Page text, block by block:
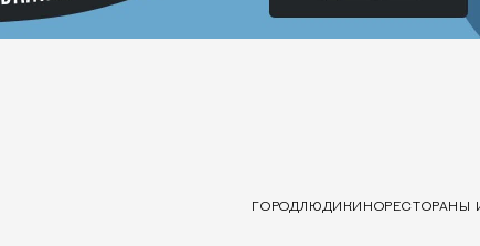
ГОРОДЛЮДИ КИНОРЕСТОРАНЫ